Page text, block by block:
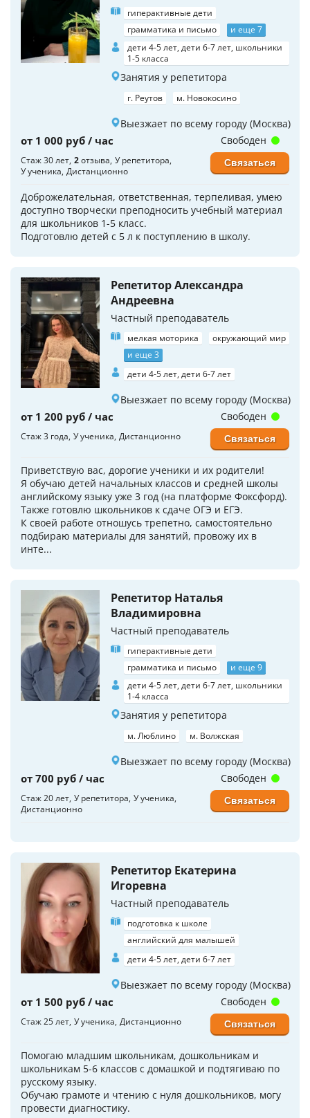
гиперактивные дети
грамматика и письмо
и еще 7
дети 4-5 лет, дети 6-7 лет, школьники
1-5 класса
Занятия у репетитора
г. Реутов м. Новокосино
Выезжает по всему городу (Москва)
от 1 000 руб / час
Стаж 30 лет 2отзыва У репетитора
У ученика Дистанционно
Доброжелательная, ответственная, терпеливая, умею
доступно творчески преподносить учебный материал
для школьников 1-5 класс.
Подготовлю детей с 5 л к поступлению в школу.
Свободен
Связаться
Репетитор Александра
Андреевна
Частный преподаватель
мелкая моторика
окружающий мир
и еще 3
дети 4-5 лет, дети 6-7 лет
Выезжает по всему городу (Москва)
от 1 200 руб / час
Стаж 3 года У ученика Дистанционно
Приветствую вас, дорогие ученики и их родители!
Я обучаю детей начальных классов и средней школы
английскому языку уже 3 год (на платформе Фоксфорд).
Также готовлю школьников к сдаче ОГЭ и ЕГЭ.
К своей работе отношусь трепетно, самостоятельно
подбираю материалы для занятий, провожу их в
инте...
Свободен
Связаться
Репетитор Наталья
Владимировна
Частный преподаватель
гиперактивные дети
грамматика и письмо
и еще 9
дети 4-5 лет, дети 6-7 лет, школьники
1-4 класса
Занятия у репетитора
м. Люблино м. Волжская
Выезжает по всему городу (Москва)
от 700 руб / час
Стаж 20 лет У репетитора У ученика
Дистанционно
Свободен
Связаться
Репетитор Екатерина
Игоревна
Частный преподаватель
подготовка к школе
английский для малышей
дети 4-5 лет, дети 6-7 лет
Выезжает по всему городу (Москва)
от 1 500 руб / час
Стаж 25 лет У ученика Дистанционно
Помогаю младшим школьникам, дошкольникам и
школьникам 5-6 классов с домашкой и подтягиваю по
русскому языку.
Обучаю грамоте и чтению с нуля дошкольников, могу
провести диагностику.
Свободен
Связаться